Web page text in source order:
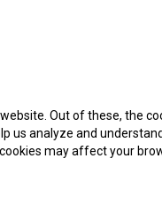
Out of these, the
analyze and
may affect your